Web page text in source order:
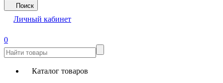
Поиск
Личный кабинет
0
Каталог товаров